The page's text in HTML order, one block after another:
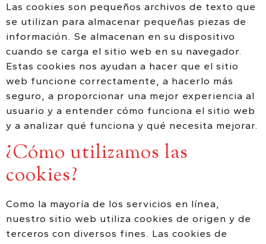
Las cookies son pequeños archivos de texto que
se utilizan para almacenar pequeñas piezas de
información. Se almacenan en su dispositivo
cuando se carga el sitio web en su navegador.
Estas cookies nos ayudan a hacer que el sitio
web funcione correctamente, a hacerlo más
seguro, a proporcionar una mejor experiencia al
usuario y a entender cómo funciona el sitio web
y a analizar qué funciona y qué necesita mejorar.
¿Cómo utilizamos las
cookies?
Como la mayoría de los servicios en línea,
nuestro sitio web utiliza cookies de origen y de
terceros con diversos fines. Las cookies de